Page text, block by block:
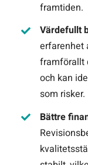
framtiden.
Värdefullt
erfarenhet
framförallt
och kan
som risker.
Bättre